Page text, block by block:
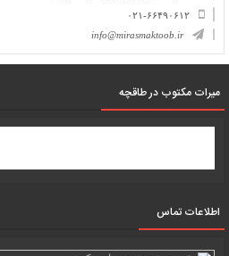
۰۲۱-۶۶۴۹۰۶۱۲
info@mirasmaktoob.ir
میرات مکتوب در طاقچه
اطلاعات تماس